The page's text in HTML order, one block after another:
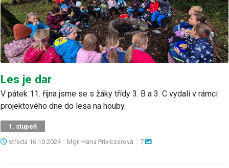
Les je dar
V pátek 11. října jsme se s žáky třídy 3. B a 3. C vydali v rámci
projektového dne do lesa na houby.
1. stupeň
středa 16.10.2024 | Mgr. Hana Priviczerová | 7